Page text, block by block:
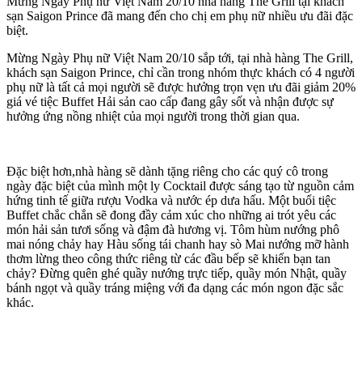
sạn Saigon Prince đã mang đến cho chị em phụ nữ nhiều ưu đãi đặc
biệt.
Mừng Ngày Phụ nữ Việt Nam 20/10 sắp tới, tại nhà hàng The Grill,
khách sạn Saigon Prince, chỉ cần trong nhóm thực khách có 4 người
phụ nữ là tất cả mọi người sẽ được hưởng trọn vẹn ưu đãi giảm 20%
giá vé tiệc Buffet Hải sản cao cấp đang gây sốt và nhận được sự
hưởng ứng nồng nhiệt của mọi người trong thời gian qua.
Đặc biệt hơn,nhà hàng sẽ dành tặng riêng cho các quý cô trong
ngày đặc biệt của mình một ly Cocktail được sáng tạo từ nguồn cảm
hứng tinh tế giữa rượu Vodka và nước ép dưa hấu. Một buổi tiệc
Buffet chắc chắn sẽ đong đầy cảm xúc cho những ai trót yêu các
món hải sản tươi sống và đậm đà hương vị. Tôm hùm nướng phô
mai nóng chảy hay Hàu sống tái chanh hay sò Mai nướng mỡ hành
thơm lừng theo công thức riêng từ các đầu bếp sẽ khiến bạn tan
chảy? Đừng quên ghé quầy nướng trực tiếp, quầy món Nhật, quầy
bánh ngọt và quầy tráng miệng với đa dạng các món ngon đặc sắc
khác.